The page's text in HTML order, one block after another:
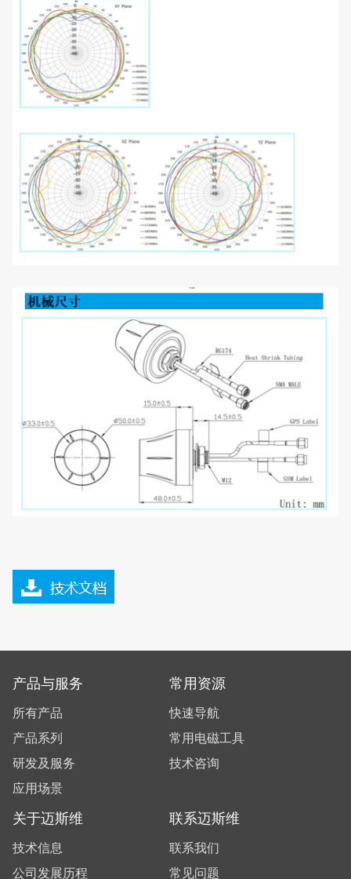
产品与服务
所有产品
产品系列
研发及服务
应用场景
常用资源
快速导航
常用电磁工具
技术咨询
关于迈斯维
技术信息
公司发展历程
联系迈斯维
联系我们
常见问题